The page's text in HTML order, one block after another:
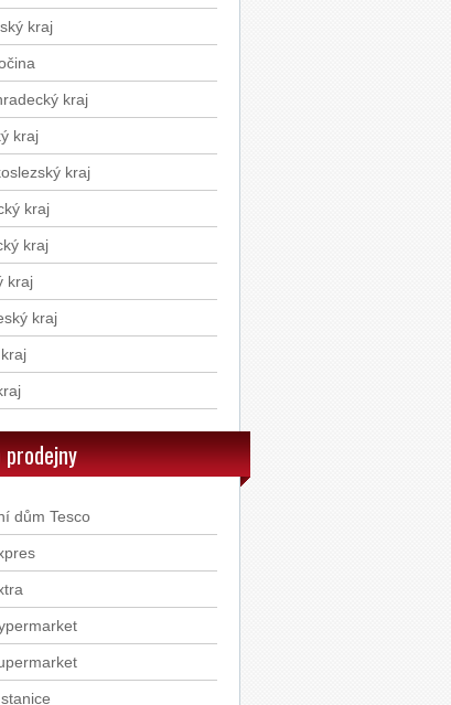
STR8 DEO ORIGINAL 200 ml
STR8 DEO ADVENTURE
BERNARD IPA 0.5l
Rummo Fusilli semolinové
těstoviny 500g
Rummo Spaghetti semolinové
těstoviny 500g
Rummo Penne Rigate
semolinové těstoviny 500g
Ponti Balzamikové glazé 250g
kraj
kraj
kraj
kraj
kraj
kraj
kraj
kraj
prodejny
dům Tesco